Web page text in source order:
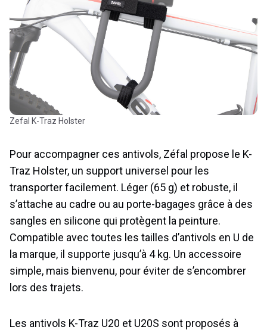
Zefal K-Traz Holster
Pour accompagner ces antivols, Zéfal propose le K-
Traz Holster, un support universel pour les
transporter facilement. Léger (65 g) et robuste, il
s’attache au cadre ou au porte-bagages grâce à des
sangles en silicone qui protègent la peinture.
Compatible avec toutes les tailles d’antivols en U de
la marque, il supporte jusqu’à 4 kg. Un accessoire
simple, mais bienvenu, pour éviter de s’encombrer
lors des trajets.
Les antivols K-Traz U20 et U20S sont proposés à